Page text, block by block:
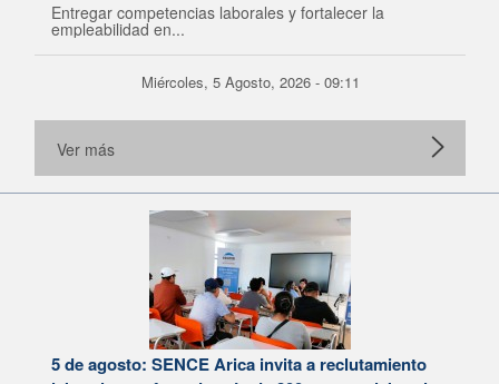
Entregar competencias laborales y fortalecer la
empleabilidad en...
Miércoles, 5 Agosto, 2026 - 09:11
Ver más
5 de agosto: SENCE Arica invita a reclutamiento